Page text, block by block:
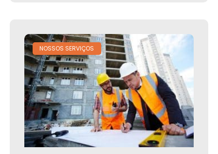
NOSSOS SERVIÇOS